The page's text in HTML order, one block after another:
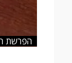
הפרשת